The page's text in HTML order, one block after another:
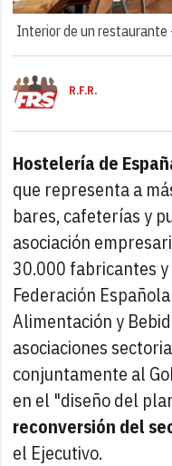
Interior de un
R.F.R.
Hostelería de
que representa a
bares, cafeterías y
asociación
30.000 fabricantes
Federación
Alimentación y
asociaciones
conjuntamente al
en el "diseño del
reconversión del
el Ejecutivo.